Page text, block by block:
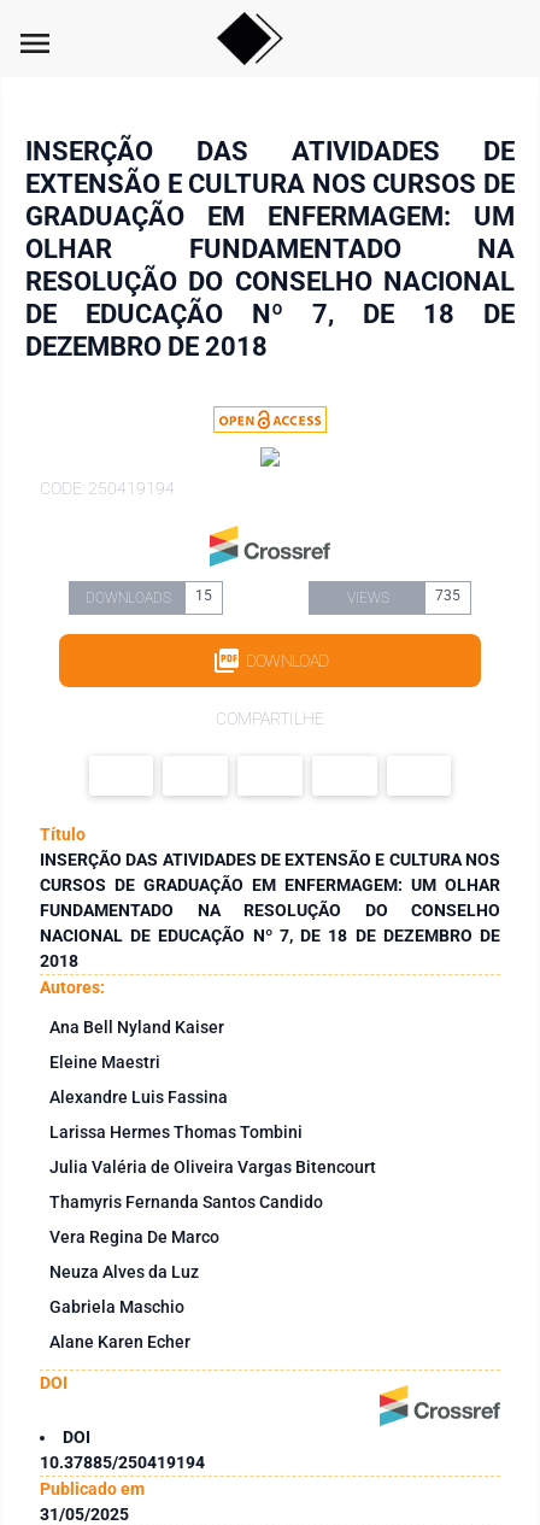
menu
INSERÇÃO DAS ATIVIDADES DE
EXTENSÃO E CULTURA NOS CURSOS DE
GRADUAÇÃO EM ENFERMAGEM: UM
OLHAR FUNDAMENTADO NA
RESOLUÇÃO DO CONSELHO NACIONAL
DE EDUCAÇÃO Nº 7, DE 18 DE
DEZEMBRO DE 2018
CODE: 250419194
DOWNLOADS 15 VIEWS 735
DOWNLOAD
COMPARTILHE
Título
INSERÇÃO DAS ATIVIDADES DE EXTENSÃO E CULTURA NOS
CURSOS DE GRADUAÇÃO EM ENFERMAGEM: UM OLHAR
FUNDAMENTADO NA RESOLUÇÃO DO CONSELHO
NACIONAL DE EDUCAÇÃO Nº 7, DE 18 DE DEZEMBRO DE
2018
Autores:
Ana Bell Nyland Kaiser
Eleine Maestri
Alexandre Luis Fassina
Larissa Hermes Thomas Tombini
Julia Valéria de Oliveira Vargas Bitencourt
Thamyris Fernanda Santos Candido
Vera Regina De Marco
Neuza Alves da Luz
Gabriela Maschio
Alane Karen Echer
DOI
DOI
10.37885/250419194
Publicado em
31/05/2025